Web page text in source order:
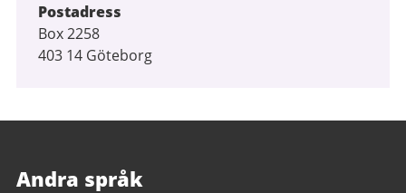
Postadress
Box 2258
403 14 Göteborg
Andra språk